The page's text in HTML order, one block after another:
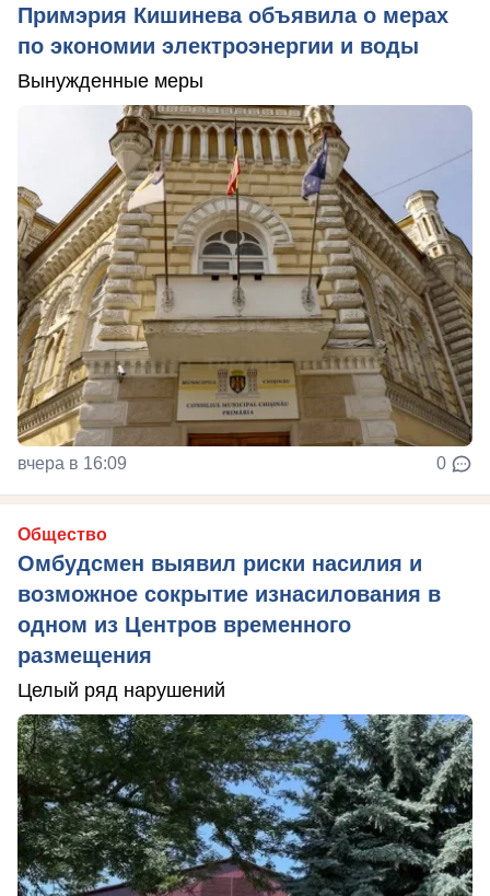
Примэрия Кишинева объявила о мерах
по экономии электроэнергии и воды
Вынужденные меры
вчера в 16:09 0
Общество
Омбудсмен выявил риски насилия и
возможное сокрытие изнасилования в
одном из Центров временного
размещения
Целый ряд нарушений